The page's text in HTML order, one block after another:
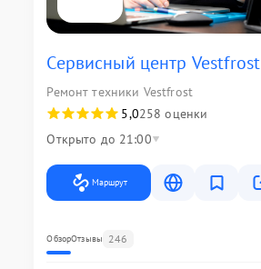
Сервисный центр Vestfrost
Ремонт техники Vestfrost
5,0258 оценки
Открыто до 21:00
Маршрут
ОбзорОтзывы 246